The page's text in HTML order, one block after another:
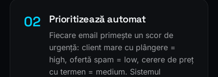
02 Prioritizează automat
Fiecare email primește un scor de
urgență: client mare cu plângere =
high, ofertă spam = low, cerere de preț
cu termen = medium. Sistemul